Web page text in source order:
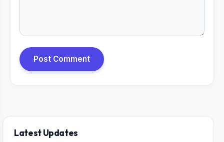
Post Comment
Latest Updates